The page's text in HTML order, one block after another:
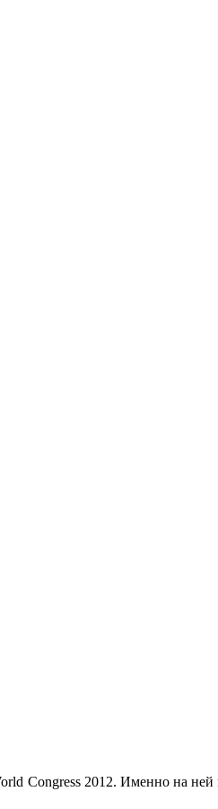
Congress 2012. Именно на